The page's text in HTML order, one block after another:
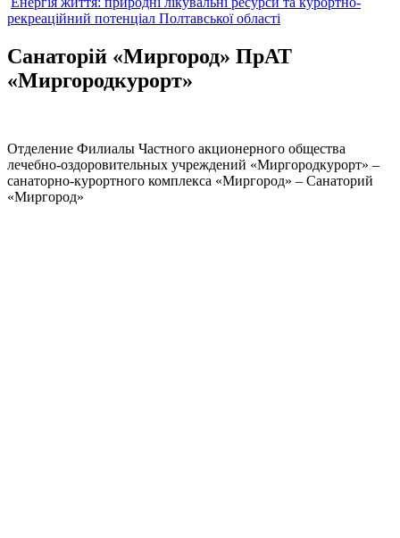
рекреаційний потенціал Полтавської області
Санаторій «Миргород» ПрАТ
«Миргородкурорт»
Отделение Филиалы Частного акционерного общества
лечебно-оздоровительных учреждений «Миргородкурорт» –
санаторно-курортного комплекса «Миргород» – Санаторий
«Миргород»